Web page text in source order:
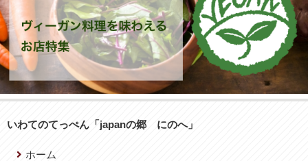
いわてのてっぺん「japanの郷 にのへ」
ホーム